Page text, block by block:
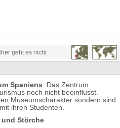
geht es nicht
Spaniens: Das Zentrum
noch nicht beeinflusst.
Museumscharakter sondern sind
ihren Studenten.
und Störche